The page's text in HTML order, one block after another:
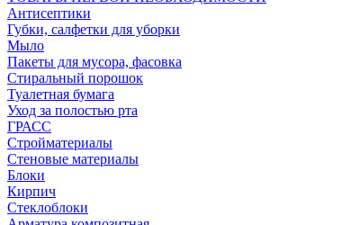
Антисептики
Губки, салфетки для уборки
Мыло
Пакеты для мусора, фасовка
Стиральный порошок
Туалетная бумага
Уход за полостью рта
ГРАСС
Стройматериалы
Стеновые материалы
Блоки
Кирпич
Стеклоблоки